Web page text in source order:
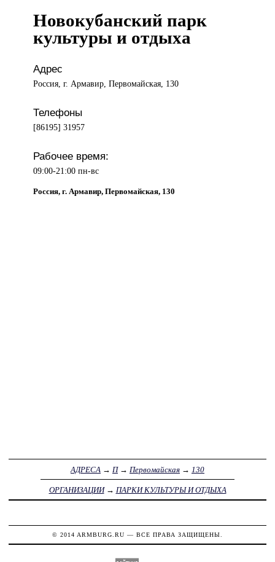
Новокубанский парк
культуры и отдыха
Адрес
Россия, г. Армавир, Первомайская, 130
Телефоны
[86195] 31957
Рабочее время:
09:00-21:00 пн-вс
Россия, г. Армавир, Первомайская, 130
АДРЕСА → П→ Первомайская → 130
ОРГАНИЗАЦИИ→ ПАРКИ КУЛЬТУРЫ И ОТДЫХА
© 2014 ARMBURG.RU — ВСЕ ПРАВА ЗАЩИЩЕНЫ.